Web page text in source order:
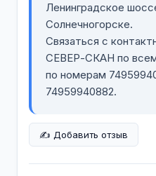
Ленинградское
Солнечногорске.
Связаться с
СЕВЕР-СКАН по
по номерам
74959940882.
✍️ Добавить отзыв